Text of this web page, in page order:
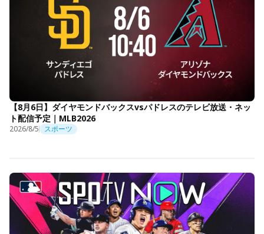
【8月6日】ダイヤモンドバックスvsパドレスのテレビ放送・ネッ
ト配信予定｜MLB2026
2026/8/5 スポーツ